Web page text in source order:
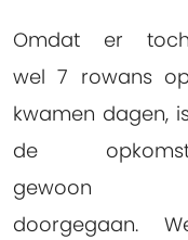
Omdat er toch
wel 7 rowans
kwamen dagen,
de
gewoon
doorgegaan.